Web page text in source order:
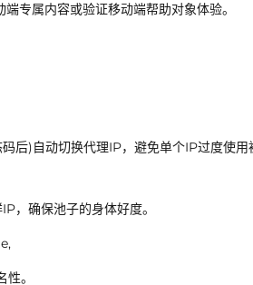
专属内容或验证移动端帮助对象体验。
后)自动切换代理IP，避免单个IP过度使用
，确保池子的身体好度。
。